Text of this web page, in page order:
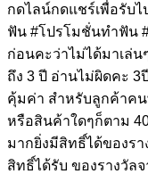
กดไลน์กดแชร์เพื่อรับไ
ฟัน #โปรโมชั่นทำฟัน
ก่อนคะว่าไม่ได้มาเล่
ถึง 3 ปี อ่านไม่ผิดคะ
คุ้มค่า สำหรับลูกค้าค
หรือสินค้าใดๆก็ตาม
มากยิ่งมีสิทธิ์ได้ของรา
สิทธิ์ได้รับ ของรางวัล